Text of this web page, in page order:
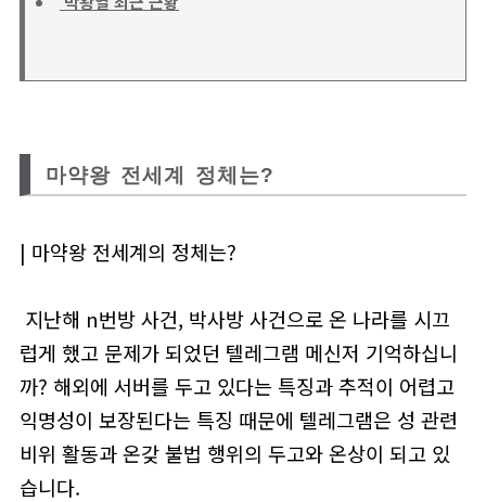
마약왕 전세계 정체는?
| 마약왕 전세계의 정체는?
지난해 n번방 사건, 박사방 사건으로 온 나라를 시끄
럽게 했고 문제가 되었던 텔레그램 메신저 기억하십니
까? 해외에 서버를 두고 있다는 특징과 추적이 어렵고
익명성이 보장된다는 특징 때문에 텔레그램은 성 관련
비위 활동과 온갖 불법 행위의 두고와 온상이 되고 있
습니다.